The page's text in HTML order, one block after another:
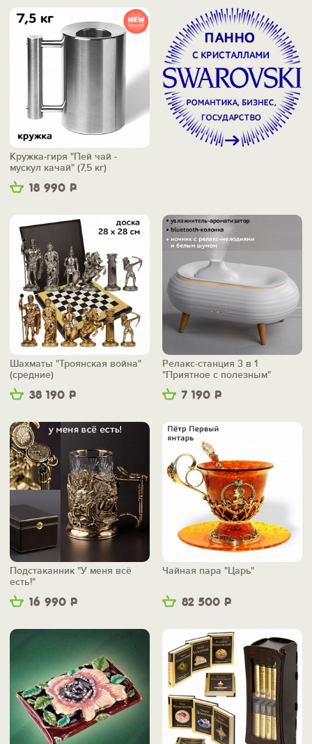
18 990 Р
Кружка-гиря "Пей чай -
мускул качай" (7,5 кг)
38 190 Р
Шахматы "Троянская война"
(средние)
7 190 Р
Релакс-станция 3 в 1
"Приятное с полезным"
16 990 Р
Подстаканник "У меня всё
есть!"
82 500 Р
Чайная пара "Царь"